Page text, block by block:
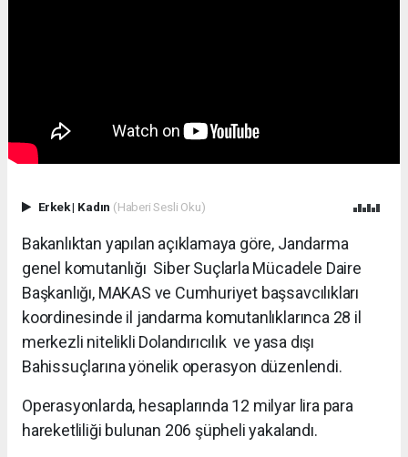
Erkek| Kadın (Haberi Sesli Oku)
Bakanlıktan yapılan açıklamaya göre, Jandarma
genel komutanlığı Siber Suçlarla Mücadele Daire
Başkanlığı, MAKAS ve Cumhuriyet başsavcılıkları
koordinesinde il jandarma komutanlıklarınca 28 il
merkezli nitelikli Dolandırıcılık ve yasa dışı
Bahissuçlarına yönelik operasyon düzenlendi.
Operasyonlarda, hesaplarında 12 milyar lira para
hareketliliği bulunan 206 şüpheli yakalandı.